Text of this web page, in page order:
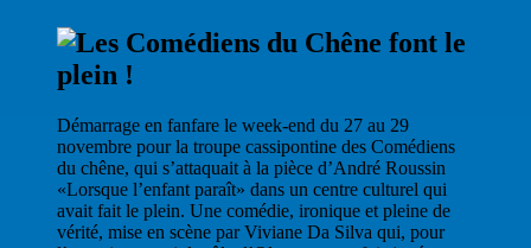
Démarrage en fanfare le week-end du 27 au 29
novembre pour la troupe cassipontine des Comédiens
du chêne, qui s’attaquait à la pièce d’André Roussin
«Lorsque l’enfant paraît» dans un centre culturel qui
avait fait le plein. Une comédie, ironique et pleine de
vérité, mise en scène par Viviane Da Silva qui, pour